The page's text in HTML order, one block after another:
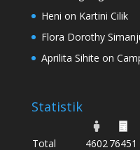
Heni on Kartini Cilik
Flora Dorothy
Aprilita Sihite on
Statistik
Total 4602 76451